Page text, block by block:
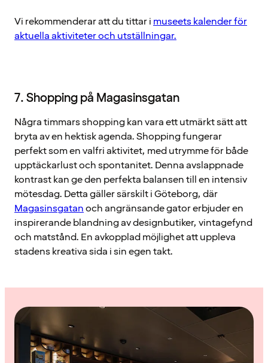
Vi rekommenderar att du tittar i museets kalender för
aktuella aktiviteter och utställningar.
7. Shopping på Magasinsgatan
Några timmars shopping kan vara ett utmärkt sätt att
bryta av en hektisk agenda. Shopping fungerar
perfekt som en valfri aktivitet, med utrymme för både
upptäckarlust och spontanitet. Denna avslappnade
kontrast kan ge den perfekta balansen till en intensiv
mötesdag. Detta gäller särskilt i Göteborg, där
Magasinsgatanoch angränsande gator erbjuder en
inspirerande blandning av designbutiker, vintagefynd
och matstånd. En avkopplad möjlighet att uppleva
stadens kreativa sida i sin egen takt.